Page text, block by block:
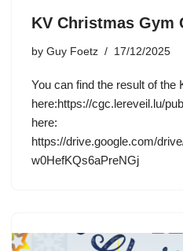
KV Christmas Gym
by Guy Foetz 17/12/2025
You can find the result of the
here:https://cgc.lereveil.lu/
here:
https://drive.google.com/
w0HefKQs6aPreNGj